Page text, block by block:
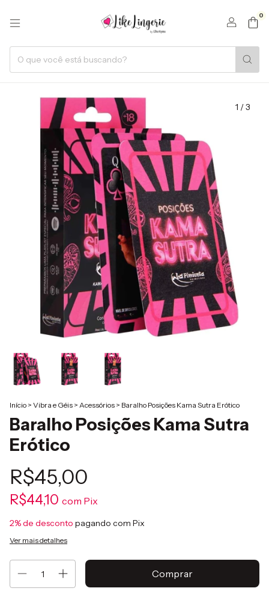
0
1 /3
Início > Vibra e Géis > Acessórios > Baralho Posições Kama Sutra Erótico
Baralho Posições Kama Sutra
Erótico
R$45,00
R$44,10 com Pix
2% de desconto pagando com Pix
Ver mais detalhes